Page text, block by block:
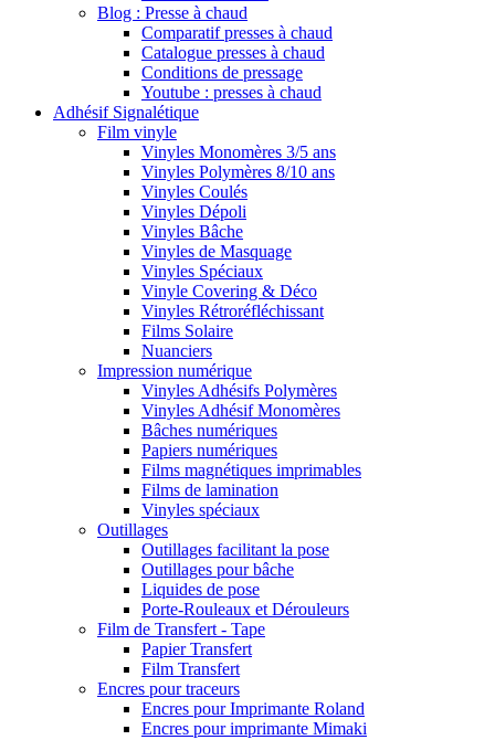
Blog : Presse à chaud
Comparatif presses à chaud
Catalogue presses à chaud
Conditions de pressage
Youtube : presses à chaud
Adhésif Signalétique
Film vinyle
Vinyles Monomères 3/5 ans
Vinyles Polymères 8/10 ans
Vinyles Coulés
Vinyles Dépoli
Vinyles Bâche
Vinyles de Masquage
Vinyles Spéciaux
Vinyle Covering & Déco
Vinyles Rétroréfléchissant
Films Solaire
Nuanciers
Impression numérique
Vinyles Adhésifs Polymères
Vinyles Adhésif Monomères
Bâches numériques
Papiers numériques
Films magnétiques imprimables
Films de lamination
Vinyles spéciaux
Outillages
Outillages facilitant la pose
Outillages pour bâche
Liquides de pose
Porte-Rouleaux et Dérouleurs
Film de Transfert - Tape
Papier Transfert
Film Transfert
Encres pour traceurs
Encres pour Imprimante Roland
Encres pour imprimante Mimaki